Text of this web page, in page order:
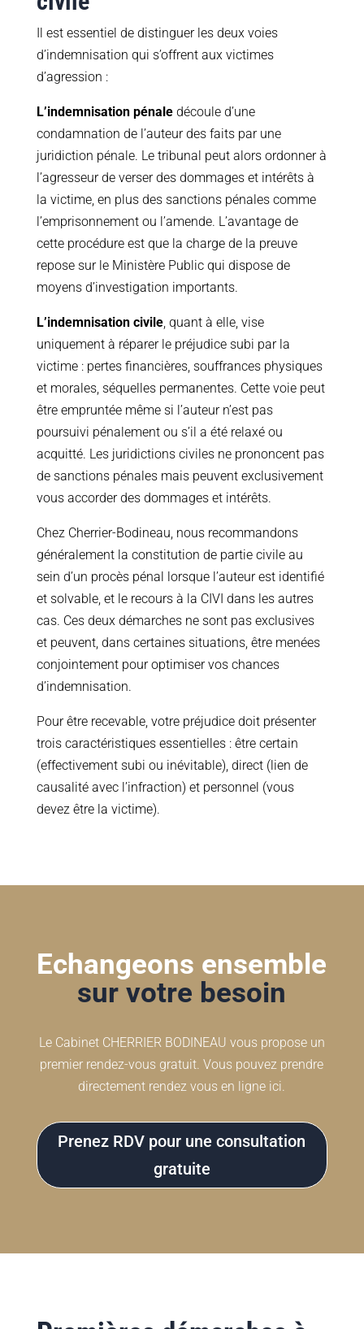
Il est essentiel de distinguer les deux voies
d’indemnisation qui s’offrent aux victimes
d’agression :
L’indemnisation pénaledécoule d’une
condamnation de l’auteur des faits par une
juridiction pénale. Le tribunal peut alors ordonner à
l’agresseur de verser des dommages et intérêts à
la victime, en plus des sanctions pénales comme
l’emprisonnement ou l’amende. L’avantage de
cette procédure est que la charge de la preuve
repose sur le Ministère Public qui dispose de
moyens d’investigation importants.
L’indemnisation civile, quant à elle, vise
uniquement à réparer le préjudice subi par la
victime : pertes financières, souffrances physiques
et morales, séquelles permanentes. Cette voie peut
être empruntée même si l’auteur n’est pas
poursuivi pénalement ou s’il a été relaxé ou
acquitté. Les juridictions civiles ne prononcent pas
de sanctions pénales mais peuvent exclusivement
vous accorder des dommages et intérêts.
Chez Cherrier-Bodineau, nous recommandons
généralement la constitution de partie civile au
sein d’un procès pénal lorsque l’auteur est identifié
et solvable, et le recours à la CIVI dans les autres
cas. Ces deux démarches ne sont pas exclusives
et peuvent, dans certaines situations, être menées
conjointement pour optimiser vos chances
d’indemnisation.
Pour être recevable, votre préjudice doit présenter
trois caractéristiques essentielles : être certain
(effectivement subi ou inévitable), direct (lien de
causalité avec l’infraction) et personnel (vous
devez être la victime).
Echangeons ensemble
sur votre besoin
Le Cabinet CHERRIER BODINEAU vous propose un
premier rendez-vous gratuit. Vous pouvez prendre
directement rendez vous en ligne ici.
Prenez RDV pour une consultation
gratuite